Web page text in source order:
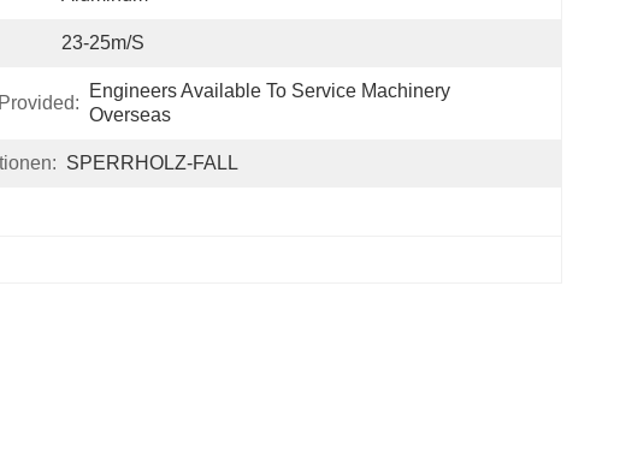
23-25m/s
Engineers Available To Service Machinery
Overseas
SPERRHOLZ-FALL